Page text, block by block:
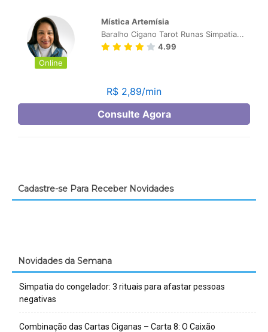
Cadastre-se Para Receber Novidades
Novidades da Semana
Simpatia do congelador: 3 rituais para afastar pessoas
negativas
Combinação das Cartas Ciganas – Carta 8: O Caixão